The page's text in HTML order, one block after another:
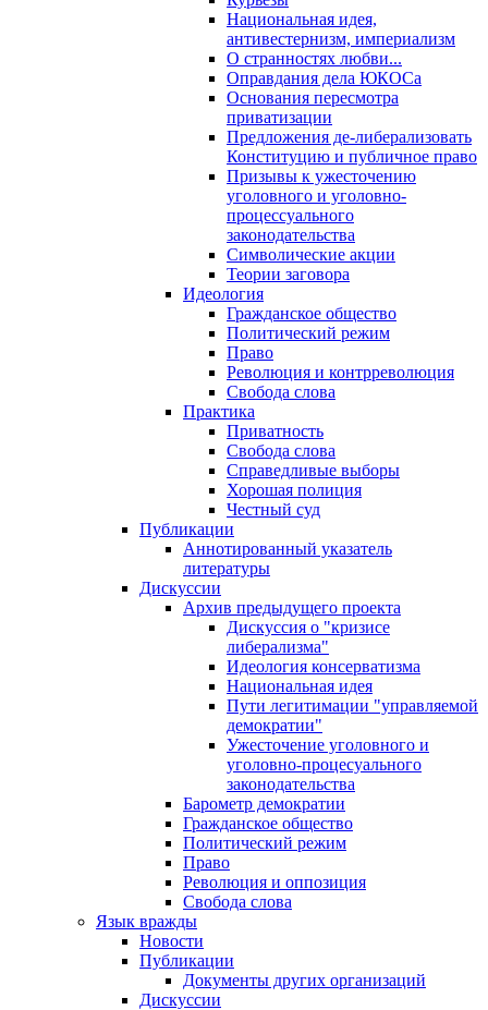
Национальная идея,
антивестернизм, империализм
О странностях любви...
Оправдания дела ЮКОСа
Основания пересмотра
приватизации
Предложения де-либерализовать
Конституцию и публичное право
Призывы к ужесточению
уголовного и уголовно-
процессуального
законодательства
Символические акции
Теории заговора
Идеология
Гражданское общество
Политический режим
Право
Революция и контрреволюция
Свобода слова
Практика
Приватность
Свобода слова
Справедливые выборы
Хорошая полиция
Честный суд
Публикации
Аннотированный указатель
литературы
Дискуссии
Архив предыдущего проекта
Дискуссия о "кризисе
либерализма"
Идеология консерватизма
Национальная идея
Пути легитимации "управляемой
демократии"
Ужесточение уголовного и
уголовно-процесуального
законодательства
Барометр демократии
Гражданское общество
Политический режим
Право
Революция и оппозиция
Свобода слова
Язык вражды
Новости
Публикации
Документы других организаций
Дискуссии